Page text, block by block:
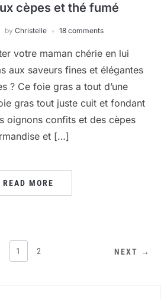
cèpes et thé fumé
by Christelle 18 comments
votre maman chérie en lui
aux saveurs fines et élégantes
? Ce foie gras a tout d’une
gras tout juste cuit et fondant
oignons confits et des cèpes
et […]
READ MORE
1 2 NEXT →